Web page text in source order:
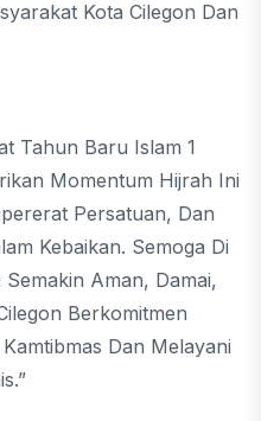
Kota Cilegon Dan
Tahun Baru Islam 1
Momentum Hijrah Ini
Persatuan, Dan
Kebaikan. Semoga Di
Aman, Damai,
Berkomitmen
Dan Melayani